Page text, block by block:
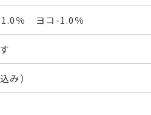
％ ヨコ-1.0％
み）